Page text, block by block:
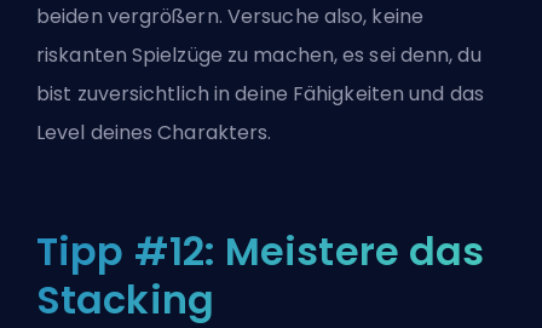
beiden vergrößern. Versuche also, keine
riskanten Spielzüge zu machen, es sei denn, du
bist zuversichtlich in deine Fähigkeiten und das
Level deines Charakters.
Tipp #12: Meistere das
Stacking